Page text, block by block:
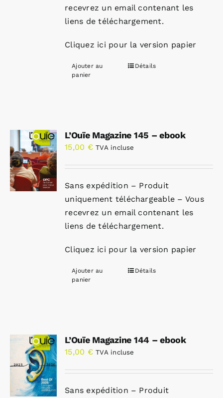
recevrez un email contenant les
liens de téléchargement.
Cliquez ici pour la version papier
Ajouter au
panier
Détails
L’Ouïe Magazine 145 – ebook
15,00 € TVA incluse
Sans expédition – Produit
uniquement téléchargeable – Vous
recevrez un email contenant les
liens de téléchargement.
Cliquez ici pour la version papier
Ajouter au
panier
Détails
L’Ouïe Magazine 144 – ebook
15,00 € TVA incluse
Sans expédition – Produit